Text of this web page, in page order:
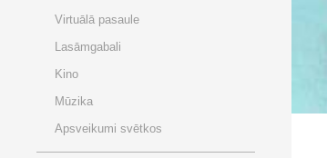
Virtuālā pasaule
Lasāmgabali
Kino
Mūzika
Apsveikumi svētkos